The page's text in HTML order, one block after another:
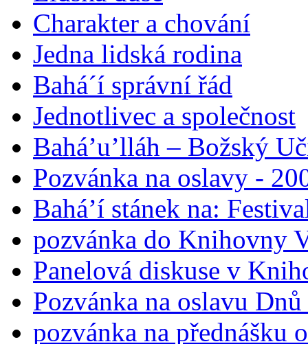
Charakter a chování
Jedna lidská rodina
Bahá´í správní řád
Jednotlivec a společnost
Bahá’u’lláh – Božský
Pozvánka na oslavy -
Bahá’í stánek na:
pozvánka do Knihovny
Panelová diskuse v
Pozvánka na oslavu
pozvánka na přednášku